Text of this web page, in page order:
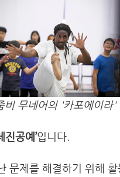
비 무네어의 '카포에이라'
공예’입니다.
문제를 해결하기 위해